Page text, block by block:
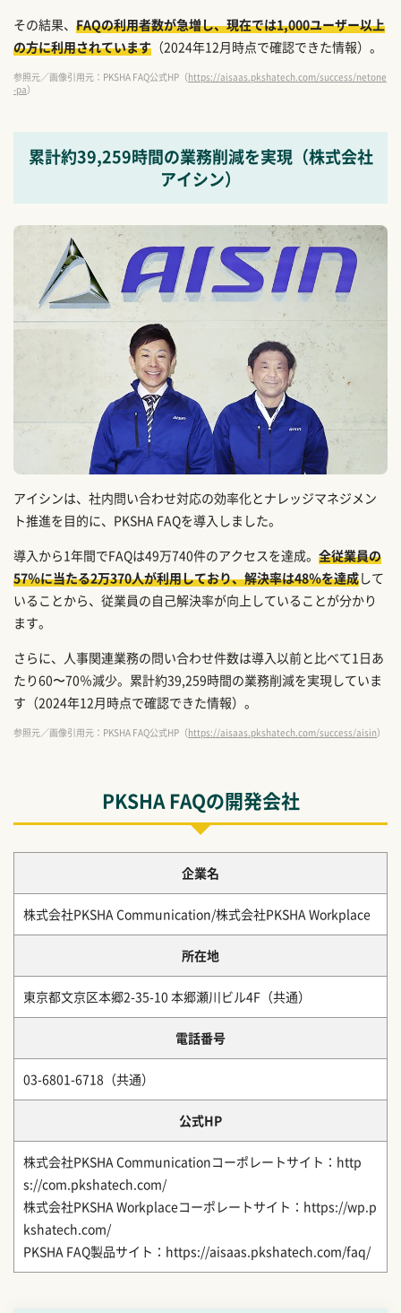
その結果、 FAQの利用者数が急増し、現在では1,000ユーザー以上
の方に利用されています （2024年12月時点で確認できた情報）。
参照元／画像引用元：PKSHA FAQ公式HP（https://aisaas.pkshatech.com/success/netone
-pa）
累計約39,259時間の業務削減を実現（株式会社
アイシン）
アイシンは、社内問い合わせ対応の効率化とナレッジマネジメン
ト推進を目的に、PKSHA FAQを導入しました。
導入から1年間でFAQは49万740件のアクセスを達成。 全従業員の
57％に当たる2万370人が利用しており、解決率は48％を達成して
いることから、従業員の自己解決率が向上していることが分かり
ます。
さらに、人事関連業務の問い合わせ件数は導入以前と比べて1日あ
たり60〜70％減少。累計約39,259時間の業務削減を実現していま
す（2024年12月時点で確認できた情報）。
参照元／画像引用元：PKSHA FAQ公式HP（https://aisaas.pkshatech.com/success/aisin）
PKSHA FAQの開発会社
企業名
株式会社PKSHA Communication/株式会社PKSHA Workplace
所在地
東京都文京区本郷2-35-10 本郷瀬川ビル4F（共通）
電話番号
03-6801-6718（共通）
公式HP
株式会社PKSHA Communicationコーポレートサイト：http
s://com.pkshatech.com/
株式会社PKSHA Workplaceコーポレートサイト：https://wp.p
kshatech.com/
PKSHA FAQ製品サイト：https://aisaas.pkshatech.com/faq/